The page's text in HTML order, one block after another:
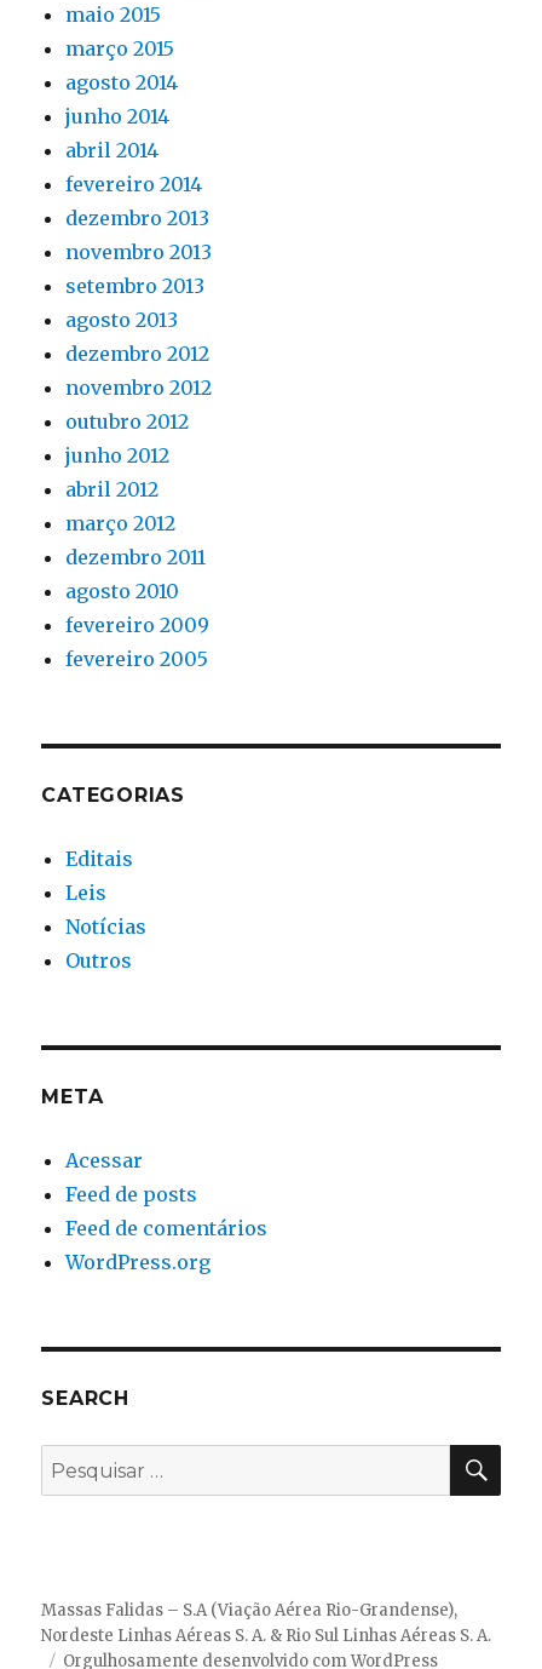
maio 2015
março 2015
agosto 2014
junho 2014
abril 2014
fevereiro 2014
dezembro 2013
novembro 2013
setembro 2013
agosto 2013
dezembro 2012
novembro 2012
outubro 2012
junho 2012
abril 2012
março 2012
dezembro 2011
agosto 2010
fevereiro 2009
fevereiro 2005
CATEGORIAS
Editais
Leis
Notícias
Outros
META
Acessar
Feed de posts
Feed de comentários
WordPress.org
SEARCH
Pesquisar
por:
Massas Falidas – S.A (Viação Aérea Rio-Grandense),
Nordeste Linhas Aéreas S. A. & Rio Sul Linhas Aéreas S. A.
Orgulhosamente desenvolvido com WordPress